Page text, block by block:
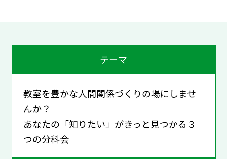
テーマ
教室を豊かな人間関係づくりの場にしませ
んか？
あなたの「知りたい」がきっと見つかる３
つの分科会